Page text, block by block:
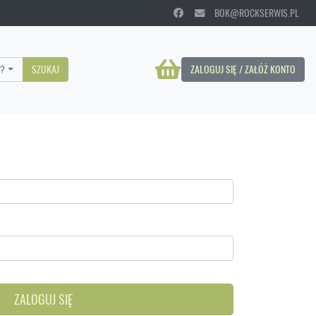
BOK@ROCKSERWIS.PL
ZALOGUJ SIĘ / ZAŁÓŻ KONTO
SZUKAJ
ZALOGUJ SIĘ